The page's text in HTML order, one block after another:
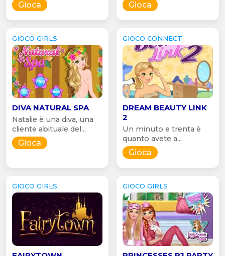
Gioca Gioca
GIOCO GIRLS
DIVA NATURAL SPA
Natalie è una diva, una
cliente abituale del...
Gioca
GIOCO CONNECT
DREAM BEAUTY LINK
2
Un minuto e trenta è
quanto avete a...
Gioca
GIOCO GIRLS GIOCO GIRLS